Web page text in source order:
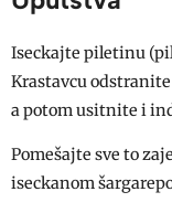
Iseckajte piletinu
Krastavcu
a potom usitnite i
Pomešajte sve to
iseckanom